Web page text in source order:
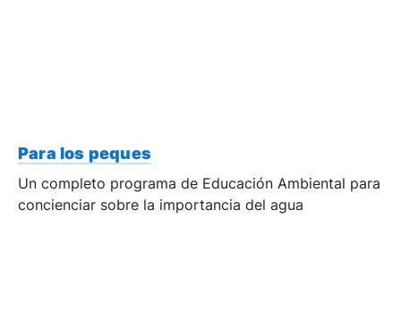
Para los peques
Un completo programa de Educación Ambiental para
concienciar sobre la importancia del agua